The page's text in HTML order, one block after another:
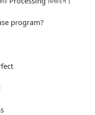
program?